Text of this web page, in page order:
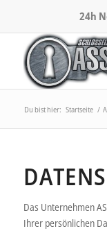
24h
Du bist hier: Startseite /
Das Unternehmen
Ihrer persönlichen